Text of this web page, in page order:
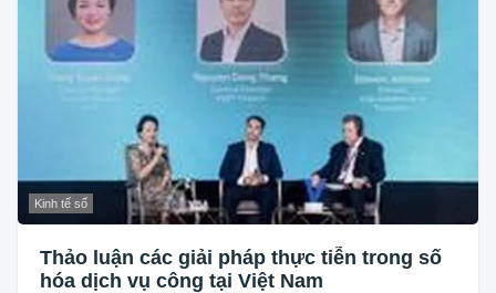
Kinh tế số
Thảo luận các giải pháp thực tiễn trong số
hóa dịch vụ công tại Việt Nam